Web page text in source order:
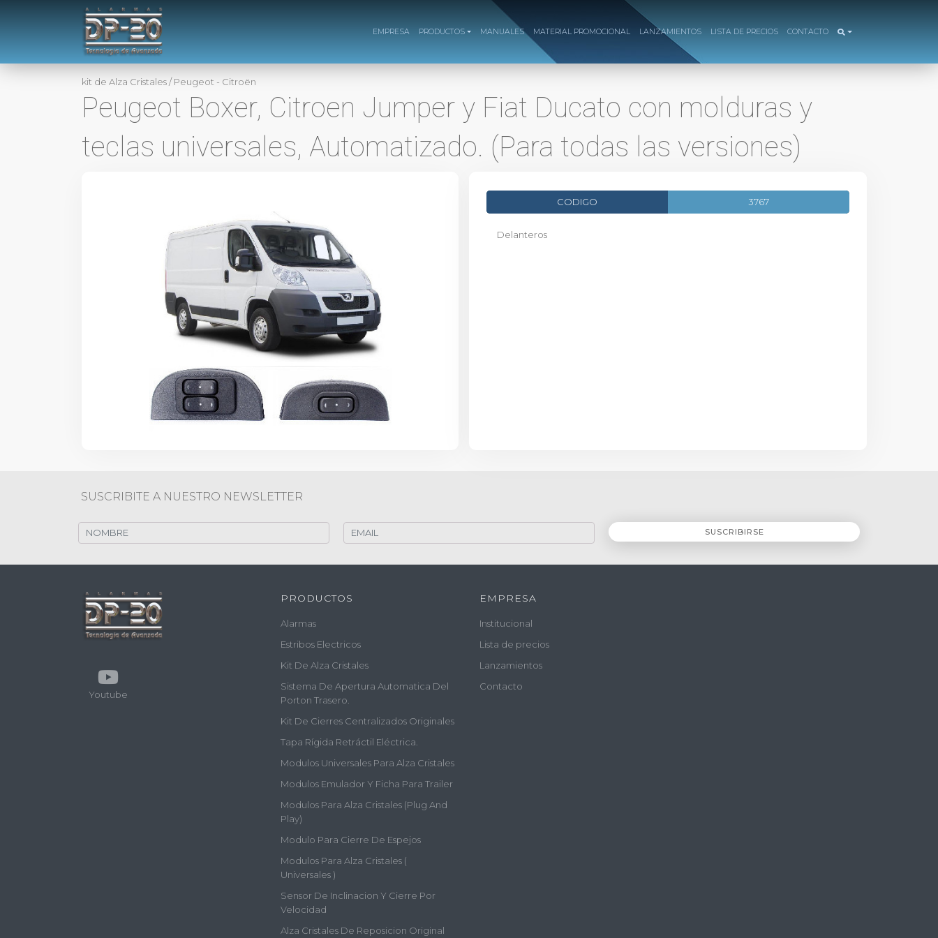
EMPRESA PRODUCTOS MANUALES MATERIAL PROMOCIONAL LANZAMIENTOS LISTA DE PRECIOS CONTACTO
kit de Alza Cristales/Peugeot - Citroën
Peugeot Boxer, Citroen Jumper y Fiat Ducato con molduras y
teclas universales, Automatizado. (Para todas las versiones)
CODIGO 3767
Delanteros
SUSCRIBITE A NUESTRO NEWSLETTER
Youtube
PRODUCTOS
Alarmas
Estribos Electricos
Kit De Alza Cristales
Sistema De Apertura Automatica Del
Porton Trasero.
Kit De Cierres Centralizados Originales
Tapa Rígida Retráctil Eléctrica.
Modulos Universales Para Alza Cristales
Modulos Emulador Y Ficha Para Trailer
Modulos Para Alza Cristales (plug And
Play)
Modulo Para Cierre De Espejos
Modulos Para Alza Cristales (
Universales )
Sensor De Inclinacion Y Cierre Por
Velocidad
Alza Cristales De Reposicion Original
EMPRESA
Institucional
Lista de precios
Lanzamientos
Contacto